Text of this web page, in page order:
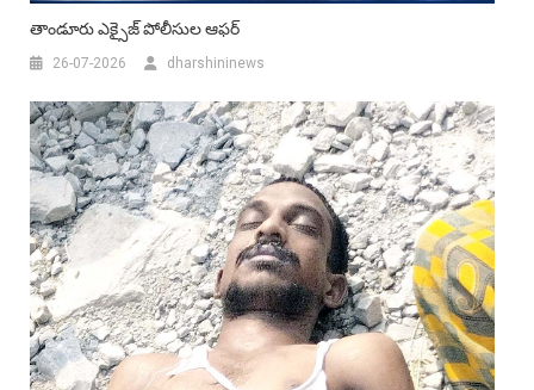
తాండూరు ఎక్సైజ్ పోలీసుల ఆఫర్
26-07-2026 dharshininews